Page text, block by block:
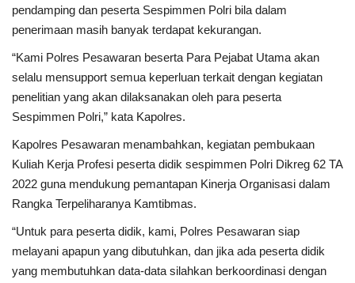
pendamping dan peserta Sespimmen Polri bila dalam
penerimaan masih banyak terdapat kekurangan.
“Kami Polres Pesawaran beserta Para Pejabat Utama akan
selalu mensupport semua keperluan terkait dengan kegiatan
penelitian yang akan dilaksanakan oleh para peserta
Sespimmen Polri,” kata Kapolres.
Kapolres Pesawaran menambahkan, kegiatan pembukaan
Kuliah Kerja Profesi peserta didik sespimmen Polri Dikreg 62 TA
2022 guna mendukung pemantapan Kinerja Organisasi dalam
Rangka Terpeliharanya Kamtibmas.
“Untuk para peserta didik, kami, Polres Pesawaran siap
melayani apapun yang dibutuhkan, dan jika ada peserta didik
yang membutuhkan data-data silahkan berkoordinasi dengan